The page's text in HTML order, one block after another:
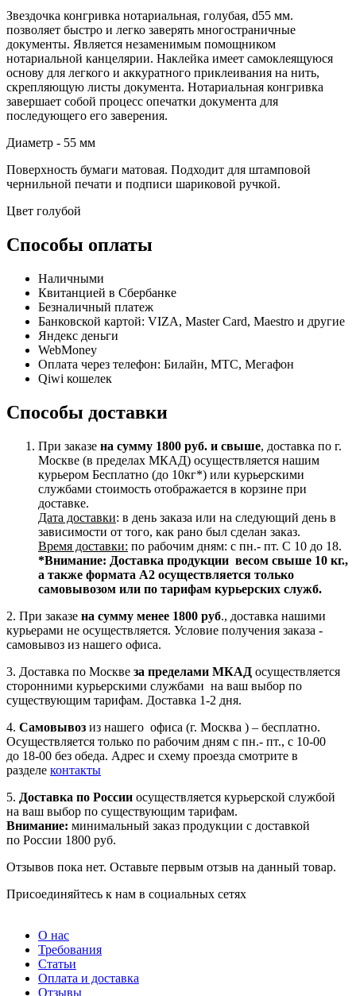
Звездочка конгривка нотариальная, голубая, d55 мм.
позволяет быстро и легко заверять многостраничные
документы. Является незаменимым помощником
нотариальной канцелярии. Наклейка имеет самоклеящуюся
основу для легкого и аккуратного приклеивания на нить,
скрепляющую листы документа. Нотариальная конгривка
завершает собой процесс опечатки документа для
последующего его заверения.
Диаметр - 55 мм
Поверхность бумаги матовая. Подходит для штамповой
чернильной печати и подписи шариковой ручкой.
Цвет голубой
Способы оплаты
Наличными
Квитанцией в Сбербанке
Безналичный платеж
Банковской картой: VIZA, Master Card, Maestro и другие
Яндекс деньги
WebMoney
Оплата через телефон: Билайн, МТС, Мегафон
Qiwi кошелек
Способы доставки
При заказе на сумму 1800 руб. и свыше, доставка по г.
Москве (в пределах МКАД) осуществляется нашим
курьером Бесплатно (до 10кг*) или курьерскими
службами стоимость отображается в корзине при
доставке.
Дата доставки: в день заказа или на следующий день в
зависимости от того, как рано был сделан заказ.
Время доставки: по рабочим дням: с пн.- пт. С 10 до 18.
*Внимание: Доставка продукции весом свыше 10 кг.,
а также формата А2 осуществляется только
самовывозом или по тарифам курьерских служб.
2. При заказе на сумму менее 1800 руб., доставка нашими
курьерами не осуществляется. Условие получения заказа -
самовывоз из нашего офиса.
3. Доставка по Москве за пределами МКАД осуществляется
сторонними курьерскими службами на ваш выбор по
существующим тарифам. Доставка 1-2 дня.
4. Самовывоз из нашего офиса (г. Москва ) – бесплатно.
Осуществляется только по рабочим дням с пн.- пт., с 10-00
до 18-00 без обеда. Адрес и схему проезда смотрите в
разделе контакты
5. Доставка по России осуществляется курьерской службой
на ваш выбор по существующим тарифам.
Внимание: минимальный заказ продукции с доставкой
по России 1800 руб.
Отзывов пока нет. Оставьте первым отзыв на данный товар.
Присоединяйтесь к нам в социальных сетях
О нас
Требования
Статьи
Оплата и доставка
Отзывы